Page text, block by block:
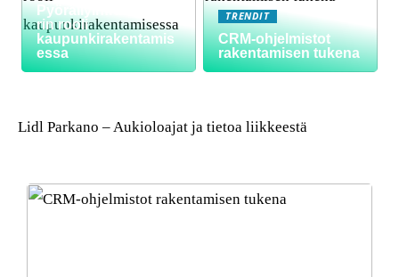
Pyöräilyinfrastruktuu
rin rooli
kaupunkirakentamis
essa
TRENDIT
CRM-ohjelmistot
rakentamisen tukena
Lidl Parkano – Aukioloajat ja tietoa liikkeestä